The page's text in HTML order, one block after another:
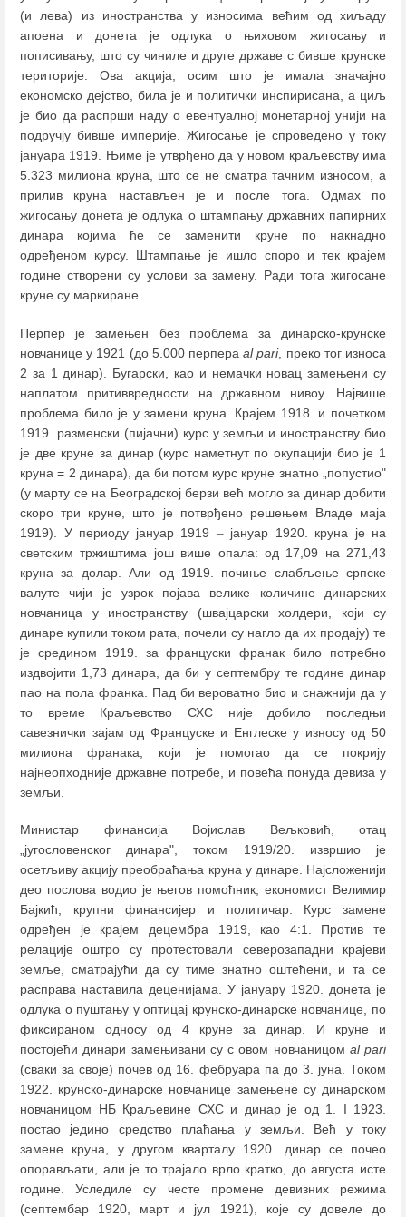
(и лева) из иностранства у износима већим од хиљаду
апоена и донета је одлука о њиховом жигосању и
пописивању, што су чиниле и друге државе с бивше крунске
територије. Ова акција, осим што је имала значајно
економско дејство, била је и политички инспирисана, а циљ
је био да распрши наду о евентуалној монетарној унији на
подручју бивше империје. Жигосање је спроведено у току
јануара 1919. Њиме је утврђено да у новом краљевству има
5.323 милиона круна, што се не сматра тачним износом, а
прилив круна настављен је и после тога. Одмах по
жигосању донета је одлука о штампању државних папирних
динара којима ће се заменити круне по накнадно
одређеном курсу. Штампање је ишло споро и тек крајем
године створени су услови за замену. Ради тога жигосане
круне су маркиране.
Перпер је замењен без проблема за динарско-крунске
новчанице у 1921 (до 5.000 перпераal pari, преко тог износа
2 за 1 динар). Бугарски, као и немачки новац замењени су
наплатом притиввредности на државном нивоу. Највише
проблема било је у замени круна. Крајем 1918. и почетком
1919. разменски (пијачни) курс у земљи и иностранству био
је две круне за динар (курс наметнут по окупацији био је 1
круна = 2 динара), да би потом курс круне знатно „попустио"
(у марту се на Београдској берзи већ могло за динар добити
скоро три круне, што је потврђено решењем Владе маја
1919). У периоду јануар 1919 –јануар 1920. круна је на
светским тржиштима још више опала: од 17,09 на 271,43
круна за долар. Али од 1919. почиње слабљење српске
валуте чији је узрок појава велике количине динарских
новчаница у иностранству (швајцарски холдери, који су
динаре купили током рата, почели су нагло да их продају) те
је средином 1919. за француски франак било потребно
издвојити 1,73 динара, да би у септембру те године динар
пао на пола франка. Пад би вероватно био и снажнији да у
то време Краљевство СХС није добило последњи
савезнички зајам од Француске и Енглеске у износу од 50
милиона франака, који је помогао да се покрију
најнеопходније државне потребе, и повећа понуда девиза у
земљи.
Министар финансија Војислав Вељковић, отац
„југословенског динара", током 1919/20. извршио је
осетљиву акцију преобраћања круна у динаре. Најсложенији
део послова водио је његов помоћник, економист Велимир
Бајкић, крупни финансијер и политичар. Курс замене
одређен је крајем децембра 1919, као 4:1. Против те
релације оштро су протестовали северозападни крајеви
земље, сматрајући да су тиме знатно оштећени, и та се
расправа наставила деценијама. У јануару 1920. донета је
одлука о пуштању у оптицај крунско-динарске новчанице, по
фиксираном односу од 4 круне за динар. И круне и
постојећи динари замењивани су с овом новчаницом al pari
(сваки за своје) почев од 16. фебруара па до 3. јуна. Током
1922. крунско-динарске новчанице замењене су динарском
новчаницом НБ Краљевине СХС и динар је од 1. I 1923.
постао једино средство плаћања у земљи. Већ у току
замене круна, у другом кварталу 1920. динар се почео
опорављати, али је то трајало врло кратко, до августа исте
године. Уследиле су честе промене девизних режима
(септембар 1920, март и јул 1921), које су довеле до